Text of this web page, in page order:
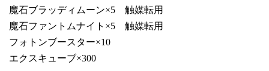
魔石ブラッディムーン×5 触媒転用
魔石ファントムナイト×5 触媒転用
フォトンブースター×10
エクスキューブ×300